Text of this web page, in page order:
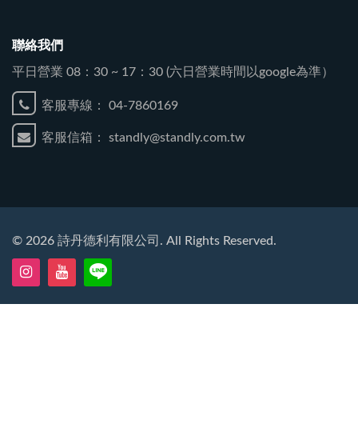
聯絡我們
平日營業 08：30 ~ 17：30 (六日營業時間以google為準）
客服專線： 04-7860169
客服信箱： standly@standly.com.tw
© 2026 詩丹德利有限公司. All Rights Reserved.